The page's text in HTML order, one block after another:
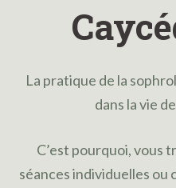
La pratique de la
dans la vie
C’est pourquoi, vous
séances individuelles ou